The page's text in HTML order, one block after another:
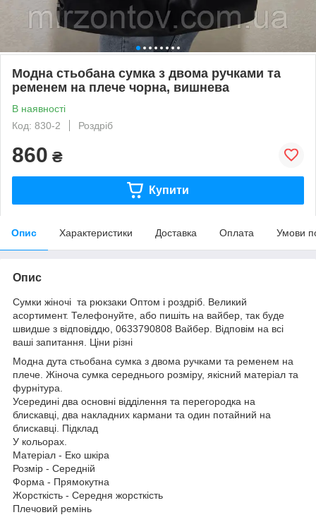
Модна стьобана сумка з двома ручками та
ременем на плече чорна, вишнева
В наявності
Код: 830-2
Роздріб
860 ₴
Купити
Опис Характеристики Доставка Оплата Умови
Опис
Сумки жіночі та рюкзаки Оптом і роздріб. Великий
асортимент. Телефонуйте, або пишіть на вайбер, так буде
швидше з відповіддю, 0633790808 Вайбер. Відповім на всі
ваші запитання. Ціни різні
Модна дута стьобана сумка з двома ручками та ременем на
плече. Жіноча сумка середнього розміру, якісний матеріал та
фурнітура.
Усередині два основні відділення та перегородка на
блискавці, два накладних кармани та один потайний на
блискавці. Підклад
У кольорах.
Матеріал - Еко шкіра
Розмір - Середній
Форма - Прямокутна
Жорсткість - Середня жорсткість
Плечовий ремінь